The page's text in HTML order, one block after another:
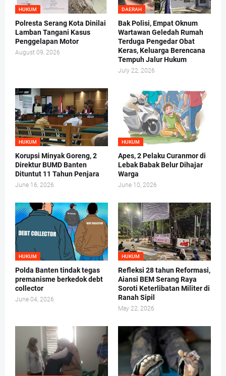
HUKUM
Polresta Serang Kota Dinilai
Lamban Tangani Kasus
Penggelapan Motor
August 09, 2026
DAERAH
Bak Polisi, Empat Oknum
Wartawan Geledah Rumah
Terduga Pengedar Obat
Keras, Keluarga Berencana
Tempuh Jalur Hukum
July 22, 2026
HUKUM
Korupsi Minyak Goreng, 2
Direktur BUMD Banten
Dituntut 11 Tahun Penjara
June 16, 2026
HUKUM
Apes, 2 Pelaku Curanmor di
Lebak Babak Belur Dihajar
Warga
June 10, 2026
HUKUM
Polda Banten tindak tegas
premanisme berkedok debt
collector
June 04, 2026
HUKUM
Refleksi 28 tahun Reformasi,
Aiansi BEM Serang Raya
Soroti Keterlibatan Militer di
Ranah Sipil
May 22, 2026